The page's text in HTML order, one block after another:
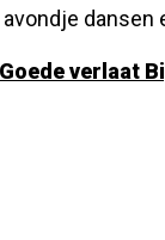
dansen
verlaat